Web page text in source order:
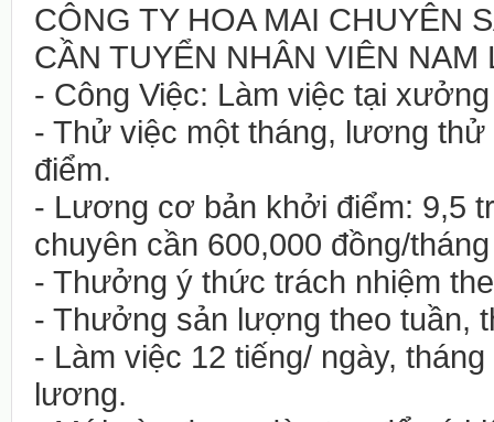
CÔNG TY HOA MAI CHUYÊN
CẦN TUYỂN NHÂN VIÊN
- Công Việc: Làm việc tại
- Thử việc một tháng, lương
điểm.
- Lương cơ bản khởi điểm: 9,5
chuyên cần 600,000 đồng/
- Thưởng ý thức trách nhiệm
- Thưởng sản lượng theo tuần,
- Làm việc 12 tiếng/ ngày,
lương.